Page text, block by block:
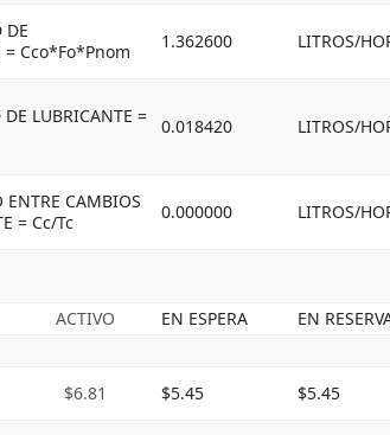
DE
= Cco*Fo*Pnom
1.362600 LITROS/
LUBRICANTE =
0.018420 LITROS/
ENTRE CAMBIOS
= Cc/Tc
0.000000 LITROS/
ACTIVO EN ESPERA
EN
$6.81 $5.45
$5.45